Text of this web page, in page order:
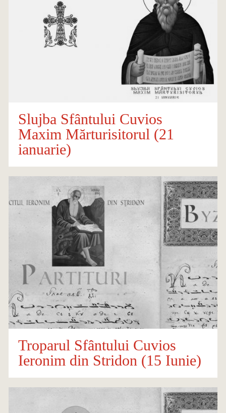
Slujba Sfântului Cuvios
Maxim Mărturisitorul (21
ianuarie)
Troparul Sfântului Cuvios
Ieronim din Stridon (15 Iunie)